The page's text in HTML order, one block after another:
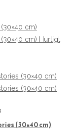
Hurtigt
(30×40 cm)